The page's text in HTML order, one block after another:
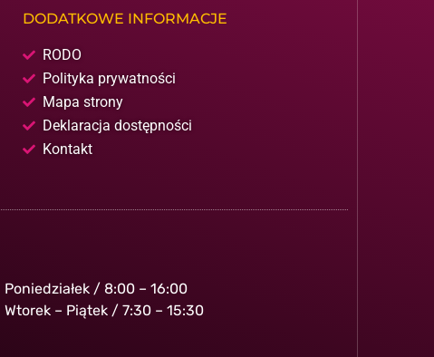
DODATKOWE INFORMACJE
RODO
Polityka prywatności
Mapa strony
Deklaracja dostępności
Kontakt
Poniedziałek / 8:00 – 16:00
Wtorek – Piątek / 7:30 – 15:30